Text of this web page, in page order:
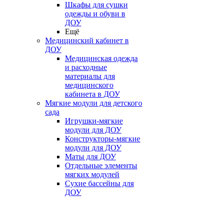
Шкафы для сушки
одежды и обуви в
ДОУ
Ещё
Медицинский кабинет в
ДОУ
Медицинская одежда
и расходные
материалы для
медицинского
кабинета в ДОУ
Мягкие модули для детского
сада
Игрушки-мягкие
модули для ДОУ
Конструкторы-мягкие
модули для ДОУ
Маты для ДОУ
Отдельные элементы
мягких модулей
Сухие бассейны для
ДОУ